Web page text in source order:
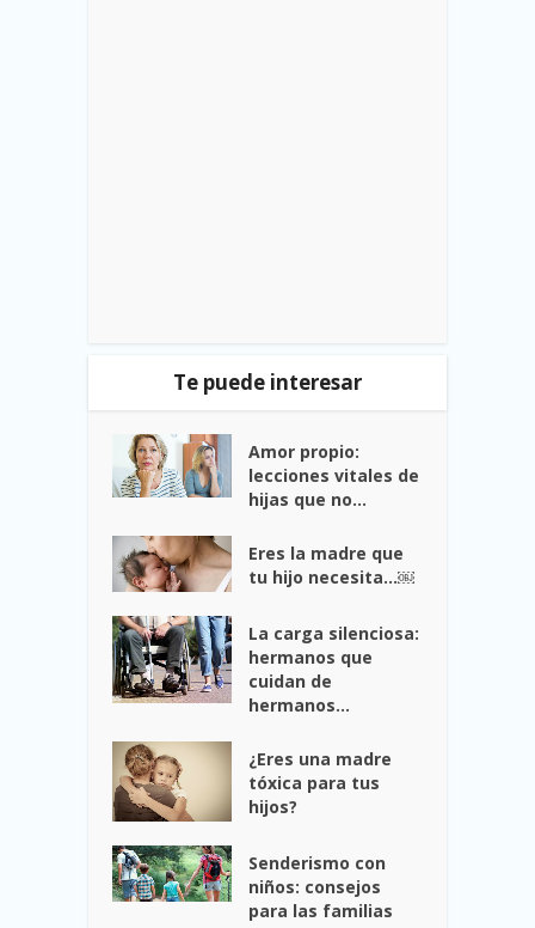
Te puede interesar
Amor propio:
lecciones vitales de
hijas que no...
Eres la madre que
tu hijo necesita…￼
La carga silenciosa:
hermanos que
cuidan de
hermanos...
¿Eres una madre
tóxica para tus
hijos?
Senderismo con
niños: consejos
para las familias